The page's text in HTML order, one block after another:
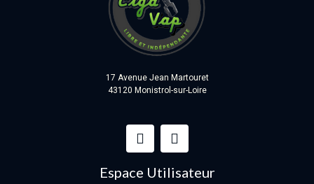
17 Avenue Jean Martouret
43120 Monistrol-sur-Loire
Espace Utilisateur